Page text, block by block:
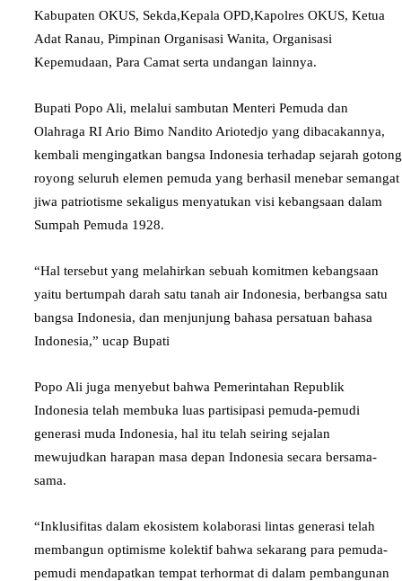
Kabupaten OKUS, Sekda,Kepala OPD,Kapolres OKUS, Ketua
Adat Ranau, Pimpinan Organisasi Wanita, Organisasi
Kepemudaan, Para Camat serta undangan lainnya.
Bupati Popo Ali, melalui sambutan Menteri Pemuda dan
Olahraga RI Ario Bimo Nandito Ariotedjo yang dibacakannya,
kembali mengingatkan bangsa Indonesia terhadap sejarah gotong
royong seluruh elemen pemuda yang berhasil menebar semangat
jiwa patriotisme sekaligus menyatukan visi kebangsaan dalam
Sumpah Pemuda 1928.
“Hal tersebut yang melahirkan sebuah komitmen kebangsaan
yaitu bertumpah darah satu tanah air Indonesia, berbangsa satu
bangsa Indonesia, dan menjunjung bahasa persatuan bahasa
Indonesia,” ucap Bupati
Popo Ali juga menyebut bahwa Pemerintahan Republik
Indonesia telah membuka luas partisipasi pemuda-pemudi
generasi muda Indonesia, hal itu telah seiring sejalan
mewujudkan harapan masa depan Indonesia secara bersama-
sama.
“Inklusifitas dalam ekosistem kolaborasi lintas generasi telah
membangun optimisme kolektif bahwa sekarang para pemuda-
pemudi mendapatkan tempat terhormat di dalam pembangunan